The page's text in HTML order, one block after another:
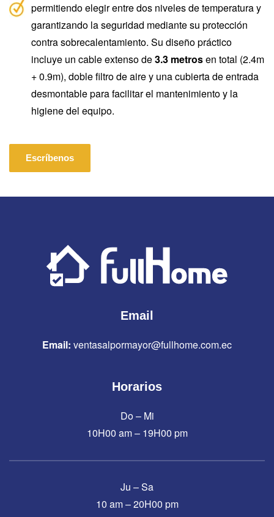
permitiendo elegir entre dos niveles de temperatura y
garantizando la seguridad mediante su protección
contra sobrecalentamiento. Su diseño práctico
incluye un cable extenso de3.3 metrosen total (2.4m
+ 0.9m), doble filtro de aire y una cubierta de entrada
desmontable para facilitar el mantenimiento y la
higiene del equipo.
Escríbenos
Email
Email: ventasalpormayor@fullhome.com.ec
Horarios
Do – Mi
10H00 am – 19H00 pm
Ju – Sa
10 am – 20H00 pm